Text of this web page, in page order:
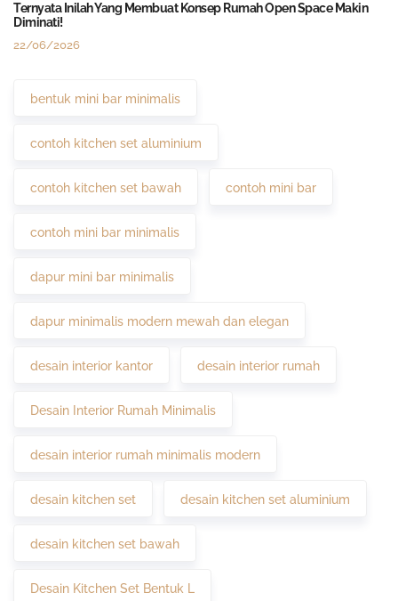
Ternyata Inilah Yang Membuat Konsep Rumah Open Space Makin
Diminati!
22/06/2026
bentuk mini bar minimalis
contoh kitchen set aluminium
contoh kitchen set bawah contoh mini bar
contoh mini bar minimalis
dapur mini bar minimalis
dapur minimalis modern mewah dan elegan
desain interior kantor desain interior rumah
Desain Interior Rumah Minimalis
desain interior rumah minimalis modern
desain kitchen set desain kitchen set aluminium
desain kitchen set bawah
Desain Kitchen Set Bentuk L